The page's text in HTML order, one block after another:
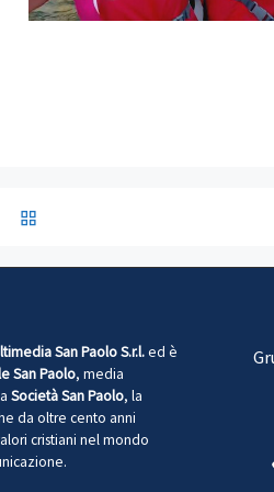
San Paolo S.r.l.ed è
San Paolo, media
Società San Paolo, la
da oltre cento anni
cristiani nel mondo